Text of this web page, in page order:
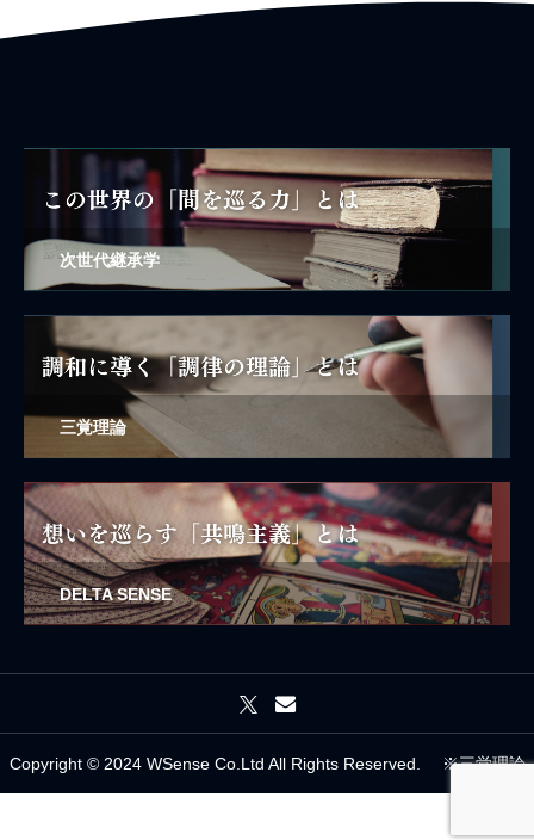
次世代継承学
三覚理論
DELTA SENSE
Copyright © 2024 WSense Co.Ltd All Rights Reserved. ※三覚理論
CONTACT